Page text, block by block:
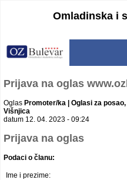
Omladinska i
Prijava na oglas
Oglas Promoter/ka | Oglasi za
Višnjica
datum 12. 04. 2023 - 09:24
Prijava na oglas
Podaci o članu:
Ime i prezime: